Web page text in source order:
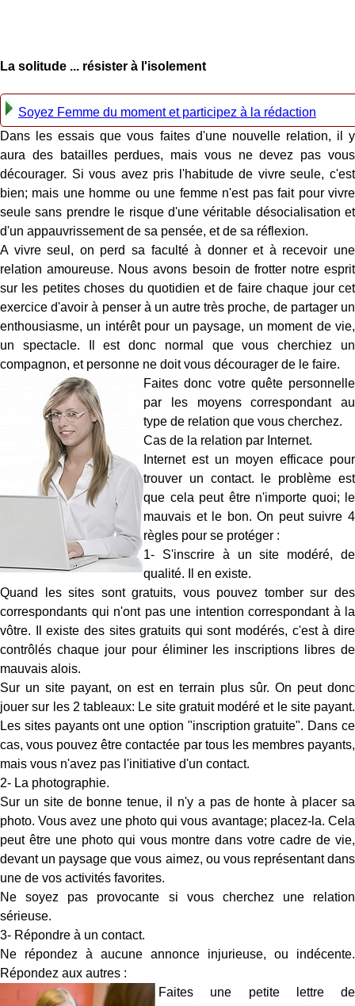
La solitude ... résister à l'isolement
Soyez Femme du moment et participez à la rédaction
Dans les essais que vous faites d'une nouvelle relation, il y
aura des batailles perdues, mais vous ne devez pas vous
décourager. Si vous avez pris l'habitude de vivre seule, c'est
bien; mais une homme ou une femme n'est pas fait pour vivre
seule sans prendre le risque d'une véritable désocialisation et
d'un appauvrissement de sa pensée, et de sa réflexion.
A vivre seul, on perd sa faculté à donner et à recevoir une
relation amoureuse. Nous avons besoin de frotter notre esprit
sur les petites choses du quotidien et de faire chaque jour cet
exercice d'avoir à penser à un autre très proche, de partager un
enthousiasme, un intérêt pour un paysage, un moment de vie,
un spectacle. Il est donc normal que vous cherchiez un
compagnon, et personne ne doit vous décourager de le faire.
Faites donc votre quête personnelle
par les moyens correspondant au
type de relation que vous cherchez.
Cas de la relation par Internet.
Internet est un moyen efficace pour
trouver un contact. le problème est
que cela peut être n'importe quoi; le
mauvais et le bon. On peut suivre 4
règles pour se protéger :
1- S'inscrire à un site modéré, de
qualité. Il en existe.
Quand les sites sont gratuits, vous pouvez tomber sur des
correspondants qui n'ont pas une intention correspondant à la
vôtre. Il existe des sites gratuits qui sont modérés, c'est à dire
contrôlés chaque jour pour éliminer les inscriptions libres de
mauvais alois.
Sur un site payant, on est en terrain plus sûr. On peut donc
jouer sur les 2 tableaux: Le site gratuit modéré et le site payant.
Les sites payants ont une option "inscription gratuite". Dans ce
cas, vous pouvez être contactée par tous les membres payants,
mais vous n'avez pas l'initiative d'un contact.
2- La photographie.
Sur un site de bonne tenue, il n'y a pas de honte à placer sa
photo. Vous avez une photo qui vous avantage; placez-la. Cela
peut être une photo qui vous montre dans votre cadre de vie,
devant un paysage que vous aimez, ou vous représentant dans
une de vos activités favorites.
Ne soyez pas provocante si vous cherchez une relation
sérieuse.
3- Répondre à un contact.
Ne répondez à aucune annonce injurieuse, ou indécente.
Répondez aux autres :
Faites une petite lettre de